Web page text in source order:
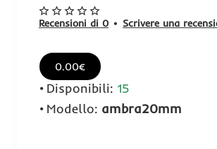
Recensioni di 0 • Scrivere una
0.00€
Disponibili: 15
Modello: ambra20mm